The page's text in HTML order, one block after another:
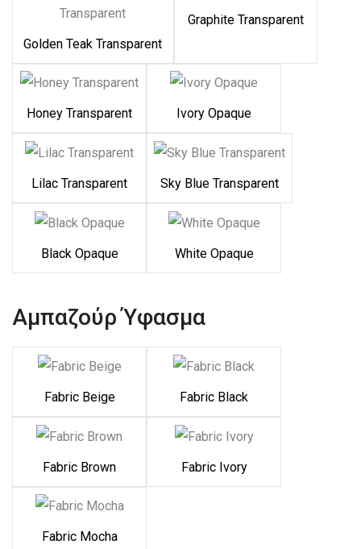
Golden Teak Transparent
Graphite Transparent
Honey Transparent Ivory Opaque
Lilac Transparent Sky Blue Transparent
Black Opaque White Opaque
Αμπαζούρ Ύφασμα
Fabric Beige Fabric Black
Fabric Brown Fabric Ivory
Fabric Mocha